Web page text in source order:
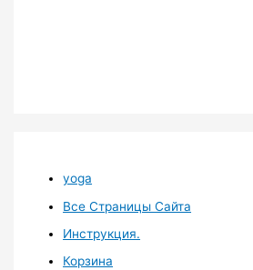
yoga
Все Страницы Сайта
Инструкция.
Корзина